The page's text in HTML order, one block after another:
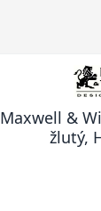
Maxwell &
žlutý,